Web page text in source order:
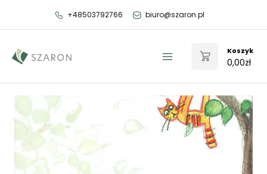
+48503792766 biuro@szaron.pl
Menu
Koszyk
0,00zł